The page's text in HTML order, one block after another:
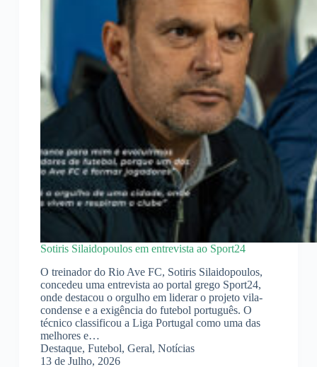
Sotiris Silaidopoulos em entrevista ao Sport24
O treinador do Rio Ave FC, Sotiris Silaidopoulos,
concedeu uma entrevista ao portal grego Sport24,
onde destacou o orgulho em liderar o projeto vila-
condense e a exigência do futebol português. O
técnico classificou a Liga Portugal como uma das
melhores e…
Destaque, Futebol, Geral, Notícias
13 de Julho, 2026